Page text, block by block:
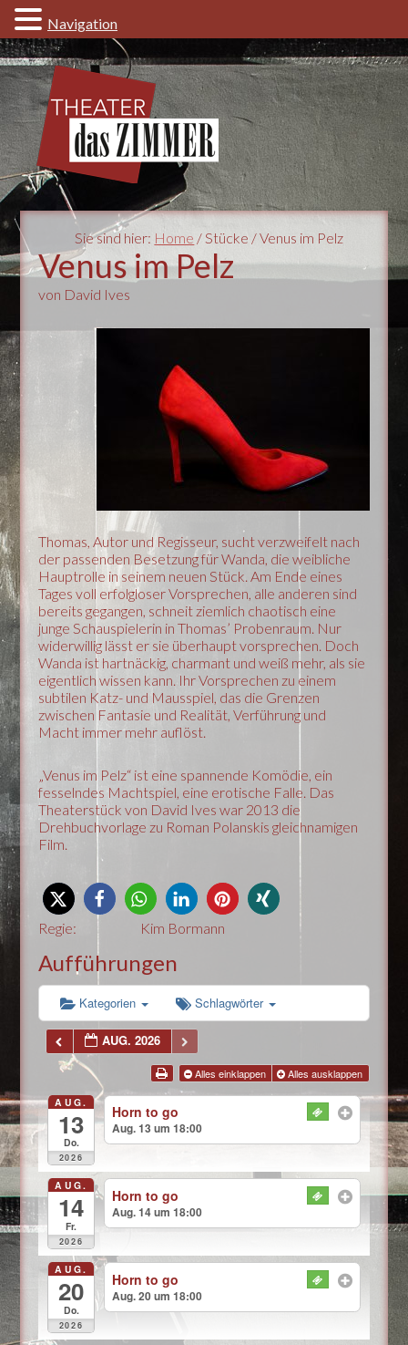
Sie sind hier: Home / Stücke / Venus im Pelz
Venus im Pelz
von David Ives
Thomas, Autor und Regisseur, sucht verzweifelt nach
der passenden Besetzung für Wanda, die weibliche
Hauptrolle in seinem neuen Stück. Am Ende eines
Tages voll erfolgloser Vorsprechen, alle anderen sind
bereits gegangen, schneit ziemlich chaotisch eine
junge Schauspielerin in Thomas’ Probenraum. Nur
widerwillig lässt er sie überhaupt vorsprechen. Doch
Wanda ist hartnäckig, charmant und weiß mehr, als sie
eigentlich wissen kann. Ihr Vorsprechen zu einem
subtilen Katz- und Mausspiel, das die Grenzen
zwischen Fantasie und Realität, Verführung und
Macht immer mehr auflöst.
„Venus im Pelz“ ist eine spannende Komödie, ein
fesselndes Machtspiel, eine erotische Falle. Das
Theaterstück von David Ives war 2013 die
Drehbuchvorlage zu Roman Polanskis gleichnamigen
Film.
Regie: Kim Bormann
Aufführungen
Kategorien Schlagwörter
AUG. 2026
Alles einklappen Alles ausklappen
AUG.
13
Do.
2026
Horn to go
Aug. 13 um 18:00
AUG.
14
Fr.
2026
Horn to go
Aug. 14 um 18:00
AUG.
20
Do.
2026
Horn to go
Aug. 20 um 18:00
Navigation